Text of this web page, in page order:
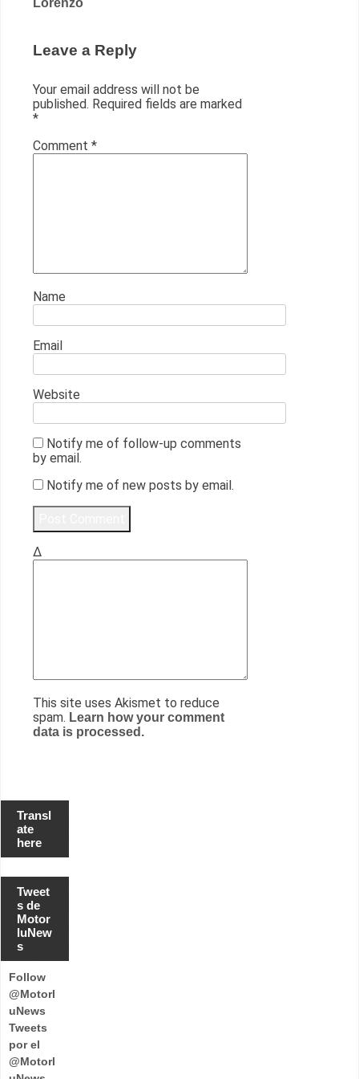
Lorenzo
Leave a Reply
Your email address will not be
published. Required fields are marked
*
Comment *
Name
Email
Website
Notify me of follow-up comments
by email.
Notify me of new posts by email.
Δ
This site uses Akismet to reduce
spam. Learn how your comment
data is processed.
Transl
ate
here
Tweet
s de
Motor
luNew
s
Follow
@Motorl
uNews
Tweets
por el
@Motorl